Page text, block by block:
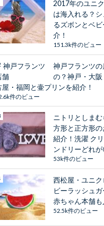
2017年のユニ
は海入れる？
るズボンとベ
介！
151.3k件のビュー
神戸フランツ
の？神戸・大
屋・福岡と壷プリンを紹介！
件のビュー
ニトリとしま
方形と正方形
紹介！洗濯 ク
ンドリーどれが
53k件のビュー
西松屋・ユニ
ビーラッシュ
赤ちゃん本舗も
52.5k件のビュー